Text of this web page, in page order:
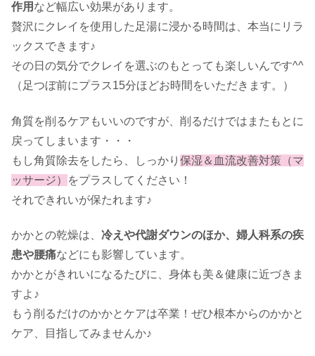
作用 など幅広い効果があります。
贅沢にクレイを使用した足湯に浸かる時間は、本当にリラ
ックスできます♪
その日の気分でクレイを選ぶのもとっても楽しいんです^^
（足つぼ前にプラス15分ほどお時間をいただきます。）
角質を削るケアもいいのですが、削るだけではまたもとに
戻ってしまいます・・・
もし角質除去をしたら、しっかり 保湿＆血流改善対策（マ
ッサージ）
をプラスしてください！
それできれいが保たれます♪
かかとの乾燥は、 冷えや代謝ダウンのほか、婦人科系の疾
患や腰痛などにも影響しています。
かかとがきれいになるたびに、身体も美＆健康に近づきま
すよ♪
もう削るだけのかかとケアは卒業！ぜひ根本からのかかと
ケア、目指してみませんか♪